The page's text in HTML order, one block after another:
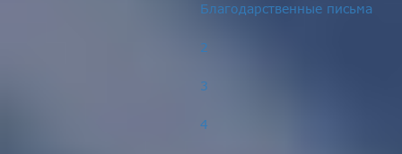
Благодарственные письма
2
3
4